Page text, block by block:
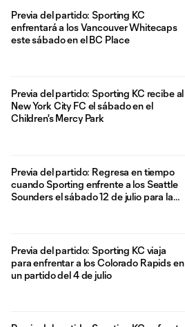
Previa del partido: Sporting KC
enfrentará a los Vancouver Whitecaps
este sábado en el BC Place
Previa del partido: Sporting KC recibe al
New York City FC el sábado en el
Children's Mercy Park
Previa del partido: Regresa en tiempo
cuando Sporting enfrente a los Seattle
Sounders el sábado 12 de julio para la
Previa del partido: Sporting KC viaja
para enfrentar a los Colorado Rapids en
un partido del 4 de julio